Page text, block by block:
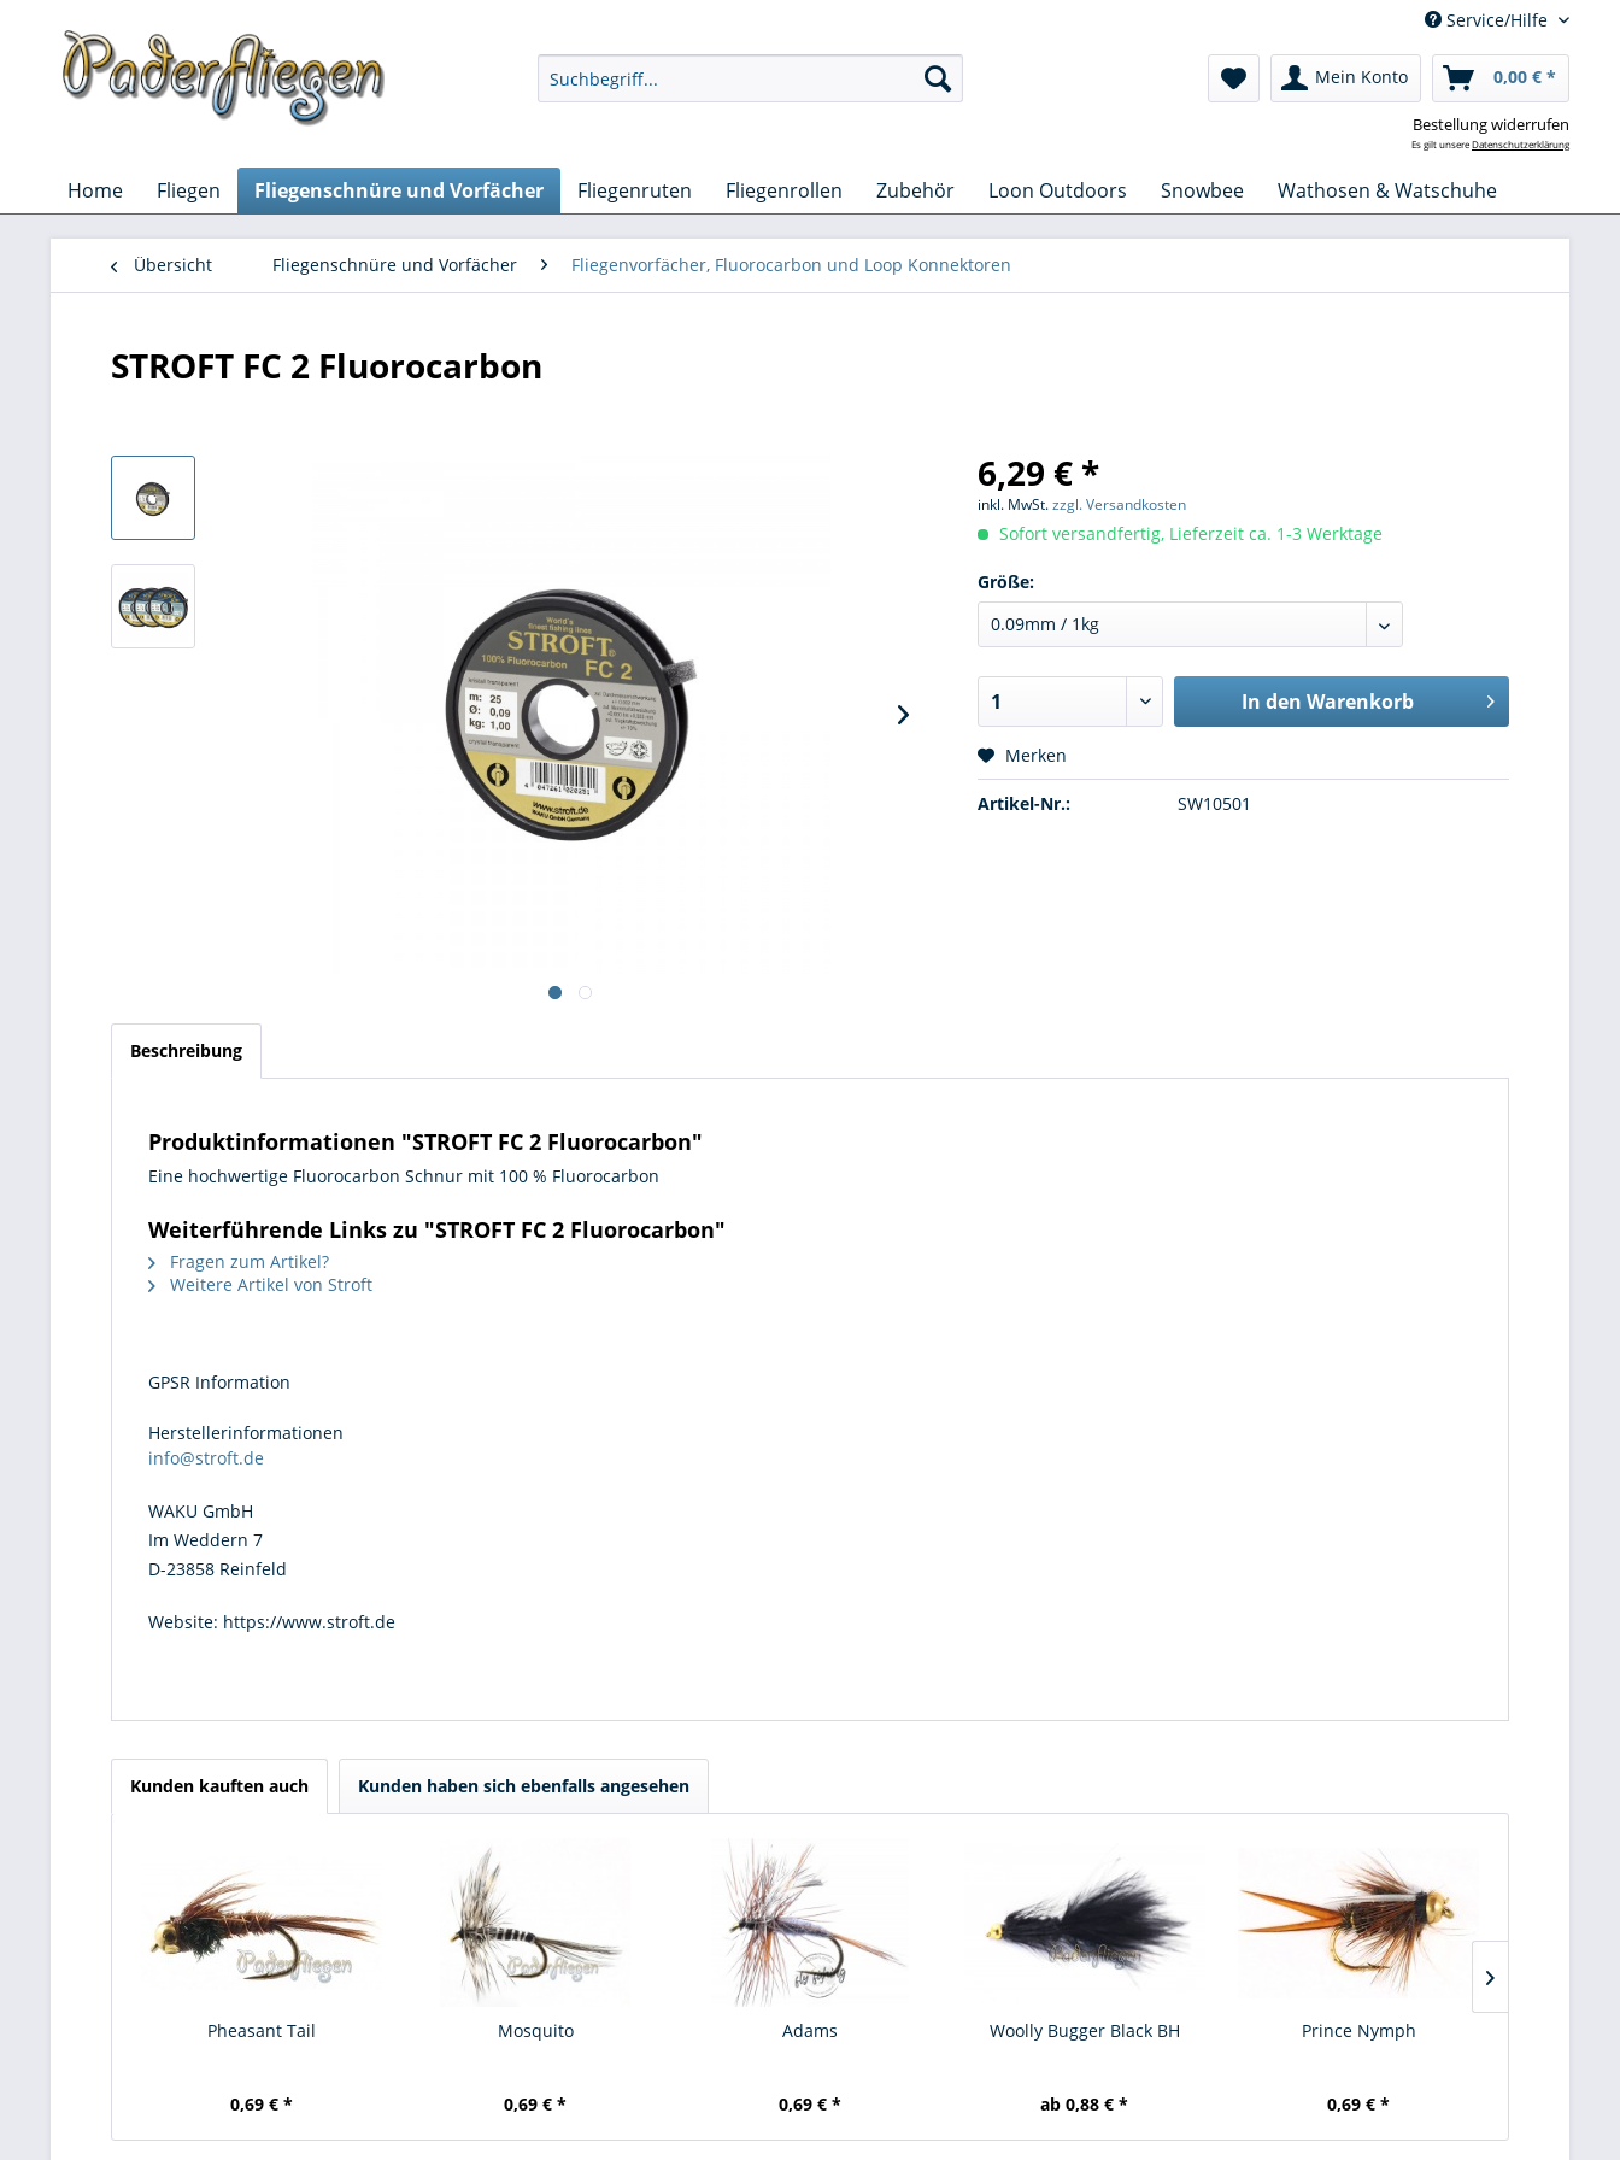
Service/Hilfe
Mein Konto 0,00 € *
Bestellung widerrufen
Es gilt unsereDatenschutzerklärung
Home Fliegen Fliegenschnüre und Vorfächer Fliegenruten Fliegenrollen Zubehör Loon Outdoors Snowbee Wathosen & Watschuhe
Übersicht Fliegenschnüre und Vorfächer Fliegenvorfächer, Fluorocarbon und Loop Konnektoren
STROFT FC 2 Fluorocarbon
6,29 € *
inkl. MwSt.zzgl. Versandkosten
Sofort versandfertig, Lieferzeit ca. 1-3 Werktage
Größe:
In den Warenkorb
Merken
Artikel-Nr.: SW10501
Beschreibung
Produktinformationen "STROFT FC 2 Fluorocarbon"
Eine hochwertige Fluorocarbon Schnur mit 100 % Fluorocarbon
Weiterführende Links zu "STROFT FC 2 Fluorocarbon"
Fragen zum Artikel?
Weitere Artikel von Stroft
GPSR Information
Herstellerinformationen
info@stroft.de
WAKU GmbH
Im Weddern 7
D-23858 Reinfeld
Website: https://www.stroft.de
Kunden kauften auch Kunden haben sich ebenfalls angesehen
Pheasant Tail
0,69 € *
Mosquito
0,69 € *
Adams
0,69 € *
Woolly Bugger Black BH
ab 0,88 € *
Prince Nymph
0,69 € *